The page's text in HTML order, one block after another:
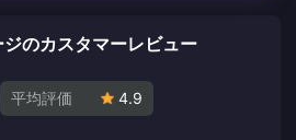
のカスタマーレビュー
平均評価 4.9